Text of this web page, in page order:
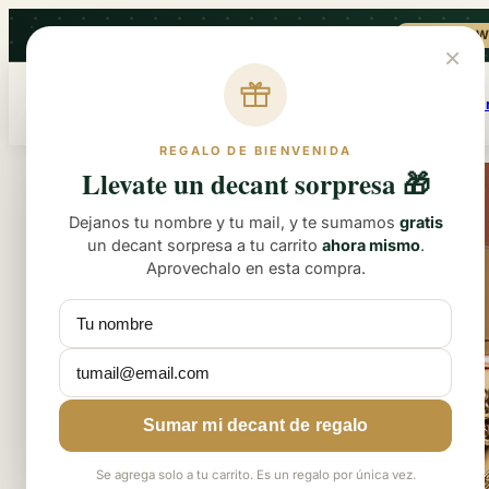
saltar
al
NUEVA
Asesor de
10% OFF
Imagen
del
producto
1,
puedes
abrirla
un
modal.
×
REGALO DE BIENVENIDA
Llevate un decant sorpresa 🎁
Dejanos tu nombre y tu mail, y te sumamos gratis
un decant sorpresa a tu carrito ahora mismo.
Aprovechalo en esta compra.
Sumar mi decant de regalo
Se agrega solo a tu carrito. Es un regalo por única vez.